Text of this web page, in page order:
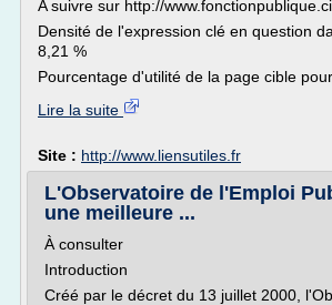
A suivre sur http://
Densité de l'expression clé en question
8,21 %
Pourcentage d'utilité de la page cible
Lire la suite
Site : http://www.liensutiles.fr
L'Observatoire de l'Emploi
une meilleure ...
À consulter
Introduction
Créé par le décret du 13 juillet 2000,